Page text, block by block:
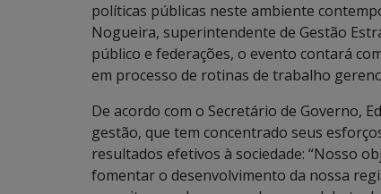
políticas públicas neste ambiente
Nogueira, superintendente de Gestão
público e federações, o evento contará
em processo de rotinas de trabalho
De acordo com o Secretário de Governo,
gestão, que tem concentrado seus
resultados efetivos à sociedade: “Nosso
fomentar o desenvolvimento da nossa